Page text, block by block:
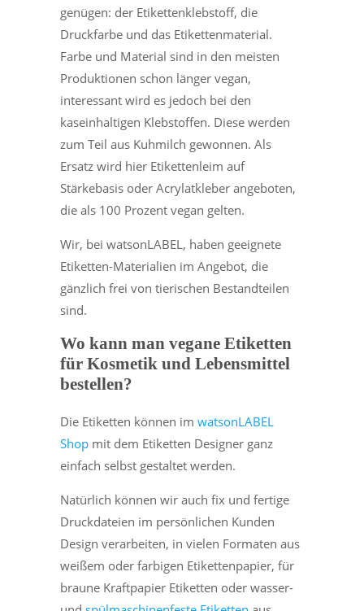
genügen: der Etikettenklebstoff, die
Druckfarbe und das Etikettenmaterial.
Farbe und Material sind in den meisten
Produktionen schon länger vegan,
interessant wird es jedoch bei den
kaseinhaltigen Klebstoffen. Diese werden
zum Teil aus Kuhmilch gewonnen. Als
Ersatz wird hier Etikettenleim auf
Stärkebasis oder Acrylatkleber angeboten,
die als 100 Prozent vegan gelten.
Wir, bei watsonLABEL, haben geeignete
Etiketten-Materialien im Angebot, die
gänzlich frei von tierischen Bestandteilen
sind.
Wo kann man vegane Etiketten
für Kosmetik und Lebensmittel
bestellen?
Die Etiketten können im watsonLABEL
Shop mit dem Etiketten Designer ganz
einfach selbst gestaltet werden.
Natürlich können wir auch fix und fertige
Druckdateien im persönlichen Kunden
Design verarbeiten, in vielen Formaten aus
weißem oder farbigen Etikettenpapier, für
braune Kraftpapier Etiketten oder wasser-